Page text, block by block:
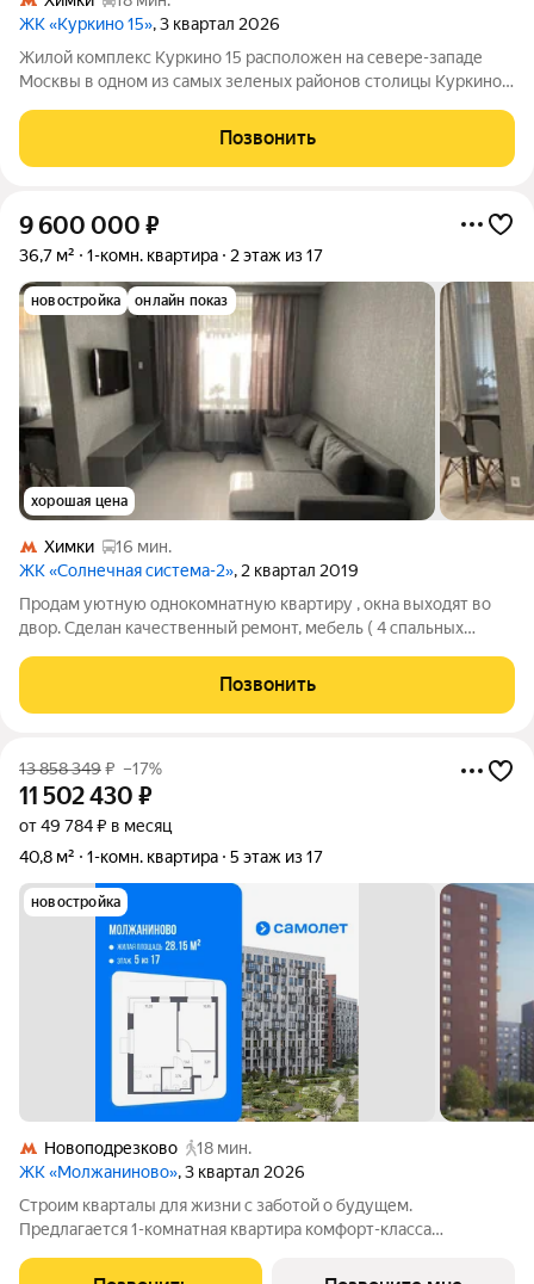
ЖК «Куркино 15», 3 квартал 2026
Жилой комплекс Куркино 15 расположен на севере-западе
Москвы в одном из самых зеленых районов столицы Куркино.
которых открывается вдохновляющий вид на лесопарк и
мегаполис. Комплекс состоит
Позвонить
9 600 000 ₽
36,7 м² 1-комн. квартира 2 этаж из 17
новостройка онлайн показ
хорошая цена
Химки
16 мин.
ЖК «Солнечная система-2», 2 квартал 2019
Продам уютную однокомнатную квартиру , окна выходят во
двор. Сделан качественный ремонт, мебель ( 4 спальных
духовой шкаф, варочная панель, вытяжка, холодильник,
стиральная машина.
Позвонить
13 858 349₽ –17%
11 502 430 ₽
от 49 784 ₽ в месяц
40,8 м²
1-комн. квартира 5 этаж из 17
новостройка
Новоподрезково
18 мин.
ЖК «Молжаниново», 3 квартал 2026
Строим кварталы для жизни с заботой о будущем.
Предлагается 1-комнатная квартира комфорт-класса
этаже, в жилом комплексе "Молжаниново".Для тех, кто ценит